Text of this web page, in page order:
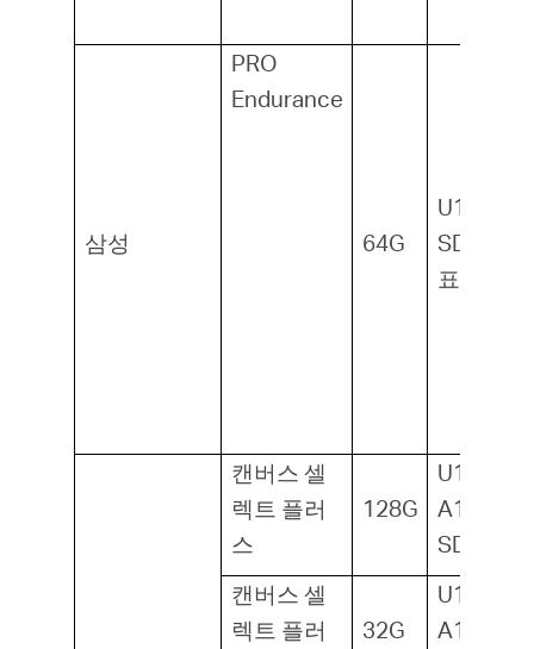
삼성
PRO
Endurance
64G
U1,
SDXC1,
표준
캔버스 셀
렉트 플러
스
128G
U1, V10,
A1,
SDXC1
캔버스 셀
렉트 플러
32G
U1, V10,
A1,